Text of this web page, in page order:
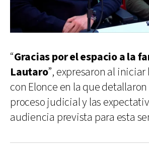
“Gracias por el espacio a la
Lautaro”, expresaron al
con Elonce en la que
proceso judicial y las
audiencia prevista para esta